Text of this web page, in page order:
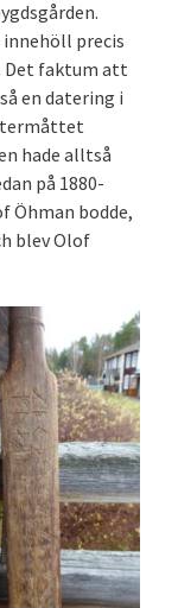
precis
Det faktum att
en datering i
hade alltså
på 1880-
Öhman bodde,
blev Olof